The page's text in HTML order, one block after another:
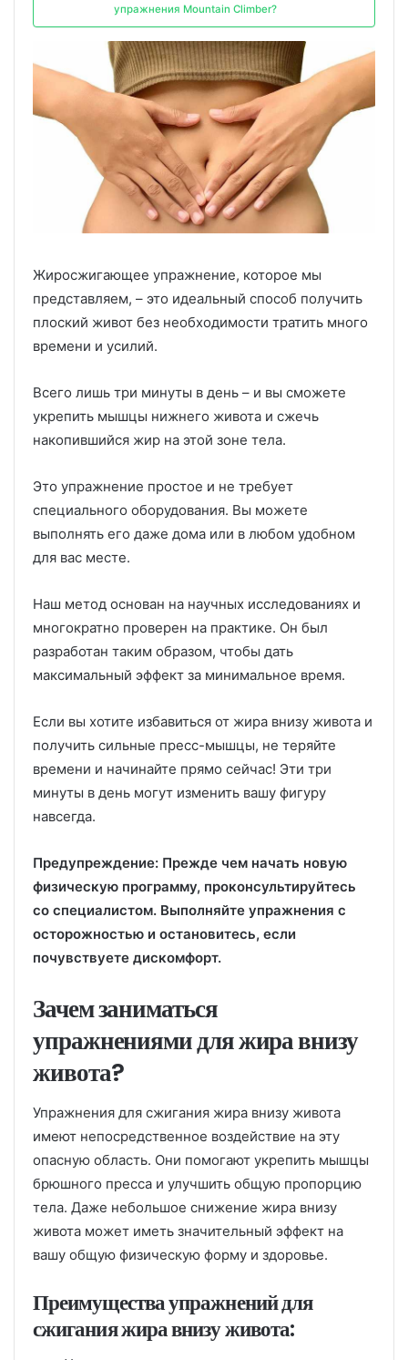
упражнения Mountain Climber?
Жиросжигающее упражнение, которое мы
представляем, – это идеальный способ получить
плоский живот без необходимости тратить много
времени и усилий.
Всего лишь три минуты в день – и вы сможете
укрепить мышцы нижнего живота и сжечь
накопившийся жир на этой зоне тела.
Это упражнение простое и не требует
специального оборудования. Вы можете
выполнять его даже дома или в любом удобном
для вас месте.
Наш метод основан на научных исследованиях и
многократно проверен на практике. Он был
разработан таким образом, чтобы дать
максимальный эффект за минимальное время.
Если вы хотите избавиться от жира внизу живота и
получить сильные пресс-мышцы, не теряйте
времени и начинайте прямо сейчас! Эти три
минуты в день могут изменить вашу фигуру
навсегда.
Предупреждение: Прежде чем начать новую
физическую программу, проконсультируйтесь
со специалистом. Выполняйте упражнения с
осторожностью и остановитесь, если
почувствуете дискомфорт.
Зачем заниматься
упражнениями для жира внизу
живота?
Упражнения для сжигания жира внизу живота
имеют непосредственное воздействие на эту
опасную область. Они помогают укрепить мышцы
брюшного пресса и улучшить общую пропорцию
тела. Даже небольшое снижение жира внизу
живота может иметь значительный эффект на
вашу общую физическую форму и здоровье.
Преимущества упражнений для
сжигания жира внизу живота: